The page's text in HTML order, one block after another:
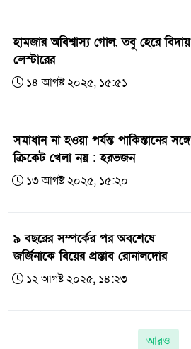
হামজার অবিশ্বাস্য গোল, তবু হেরে বিদায়
লেস্টারের
১৪ আগষ্ট ২০২৫, ১৫:৫১
সমাধান না হওয়া পর্যন্ত পাকিস্তানের সঙ্গে
ক্রিকেট খেলা নয় : হরভজন
১৩ আগষ্ট ২০২৫, ১৫:২০
৯ বছরের সম্পর্কের পর অবশেষে
জর্জিনাকে বিয়ের প্রস্তাব রোনালদোর
১২ আগষ্ট ২০২৫, ১৪:২৩
আরও